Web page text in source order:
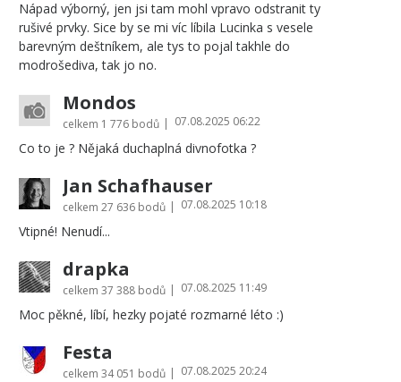
Nápad výborný, jen jsi tam mohl vpravo odstranit ty
rušivé prvky. Sice by se mi víc líbila Lucinka s vesele
barevným deštníkem, ale tys to pojal takhle do
modrošediva, tak jo no.
Mondos
celkem 1 776 bodů | 07.08.2025 06:22
Co to je ? Nějaká duchaplná divnofotka ?
Jan Schafhauser
celkem 27 636 bodů | 07.08.2025 10:18
Vtipné! Nenudí...
drapka
celkem 37 388 bodů | 07.08.2025 11:49
Moc pěkné, líbí, hezky pojaté rozmarné léto :)
Festa
celkem 34 051 bodů | 07.08.2025 20:24